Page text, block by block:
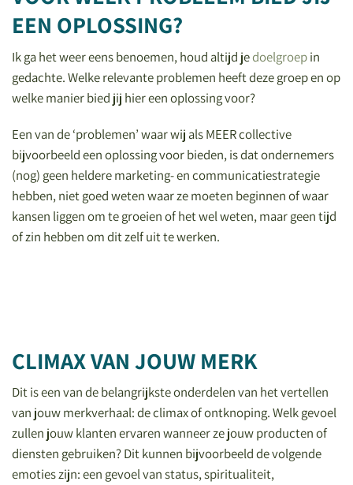
EEN OPLOSSING?
Ik ga het weer eens benoemen, houd altijd jedoelgroepin
gedachte. Welke relevante problemen heeft deze groep en op
welke manier bied jij hier een oplossing voor?
Een van de ‘problemen’ waar wij als MEER collective
bijvoorbeeld een oplossing voor bieden, is dat ondernemers
(nog) geen heldere marketing- en communicatiestrategie
hebben, niet goed weten waar ze moeten beginnen of waar
kansen liggen om te groeien of het wel weten, maar geen tijd
of zin hebben om dit zelf uit te werken.
CLIMAX VAN JOUW MERK
Dit is een van de belangrijkste onderdelen van het vertellen
van jouw merkverhaal: de climax of ontknoping. Welk gevoel
zullen jouw klanten ervaren wanneer ze jouw producten of
diensten gebruiken? Dit kunnen bijvoorbeeld de volgende
emoties zijn: een gevoel van status, spiritualiteit,